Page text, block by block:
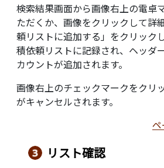
検索結果画面から画像右上の電卓
ただくか、画像をクリックして詳
頼リストに追加する」をクリック
積依頼リストに記録され、ヘッダ
カウントが追加されます。
画像右上のチェックマークをクリ
がキャンセルされます。
リスト確認